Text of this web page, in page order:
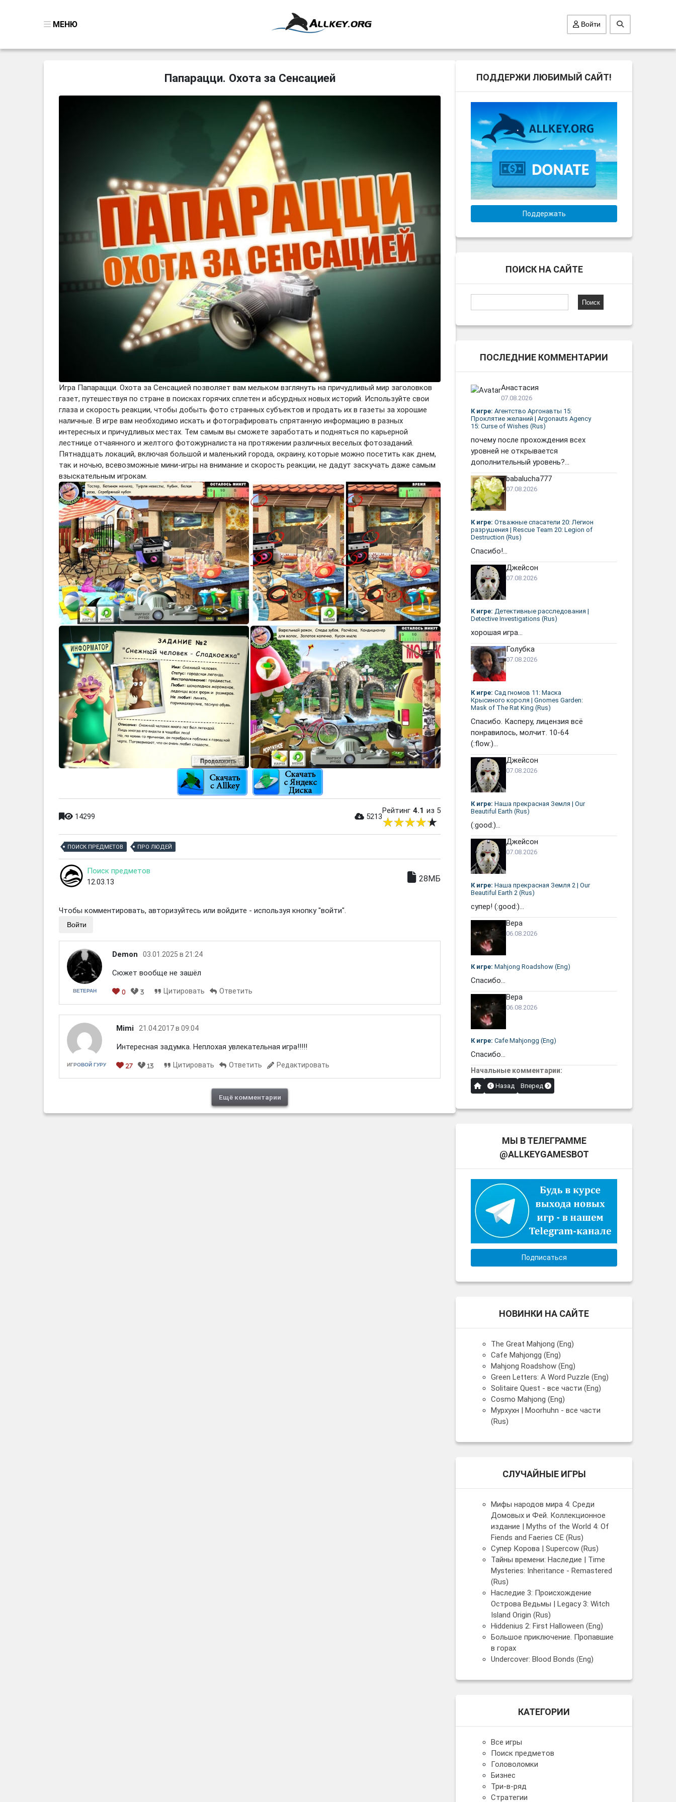
МЕНЮ
КАК СКАЧАТЬ
Войти
Папарацци. Охота за Сенсацией
Игра Папарацци. Охота за Сенсацией позволяет вам мельком взглянуть на причудливый мир заголовков
газет, путешествуя по стране в поисках горячих сплетен и абсурдных новых историй. Используйте свои
глаза и скорость реакции, чтобы добыть фото странных субъектов и продать их в газеты за хорошие
наличные. В игре вам необходимо искать и фотографировать спрятанную информацию в разных
интересных и причудливых местах. Тем самым вы сможете заработать и подняться по карьерной
лестнице отчаянного и желтого фотожурналиста на протяжении различных веселых фотозаданий.
Пятнадцать локаций, включая большой и маленький города, окраину, которые можно посетить как днем,
так и ночью, всевозможные мини-игры на внимание и скорость реакции, не дадут заскучать даже самым
взыскательным игрокам.
14299 5213
Рейтинг 4.1 из 5
ПОИСК ПРЕДМЕТОВ ПРО ЛЮДЕЙ
Поиск предметов
12.03.13
28МБ
Чтобы комментировать, авторизуйтесь или войдите - используя кнопку "войти".
Войти
ВЕТЕРАН
Demon 03.01.2025 в 21:24
Сюжет вообще не зашёл
0 3 Цитировать Ответить
ИГРОВОЙ ГУРУ
Мimi 21.04.2017 в 09:04
Интересная задумка. Неплохая увлекательная игра!!!!!
27 13 Цитировать Ответить Редактировать
Ещё комментарии
ПОДДЕРЖИ ЛЮБИМЫЙ САЙТ!
Поддержать
ПОИСК НА САЙТЕ
ПОСЛЕДНИЕ КОММЕНТАРИИ
Анастасия
07.08.2026
К игре: Агентство Аргонавты 15:
Проклятие желаний | Argonauts Agency
15: Curse of Wishes (Rus)
почему после прохождения всех
уровней не открывается
дополнительный уровень?...
babalucha777
07.08.2026
К игре: Отважные спасатели 20: Легион
разрушения | Rescue Team 20: Legion of
Destruction (Rus)
Спасибо!...
Джейсон
07.08.2026
К игре: Детективные расследования |
Detective Investigations (Rus)
хорошая игра...
Голубка
07.08.2026
К игре: Сад гномов 11: Маска
Крысиного короля | Gnomes Garden:
Mask of The Rat King (Rus)
Спасибо. Касперу, лицензия всё
понравилось, молчит. 10-64
(:flow:)...
Джейсон
07.08.2026
К игре: Наша прекрасная Земля | Our
Beautiful Earth (Rus)
(:good:)...
Джейсон
07.08.2026
К игре: Наша прекрасная Земля 2 | Our
Beautiful Earth 2 (Rus)
супер! (:good:)...
Вера
06.08.2026
К игре: Mahjong Roadshow (Eng)
Спасибо...
Вера
06.08.2026
К игре: Cafe Mahjongg (Eng)
Спасибо...
Начальные комментарии:
Назад Вперед
МЫ В ТЕЛЕГРАММЕ
@ALLKEYGAMESBOT
Подписаться
НОВИНКИ НА САЙТЕ
The Great Mahjong (Eng)
Cafe Mahjongg (Eng)
Mahjong Roadshow (Eng)
Green Letters: A Word Puzzle (Eng)
Solitaire Quest - все части (Eng)
Cosmo Mahjong (Eng)
Мурхухн | Moorhuhn - все части
(Rus)
СЛУЧАЙНЫЕ ИГРЫ
Мифы народов мира 4: Среди
Домовых и Фей. Коллекционное
издание | Myths of the World 4: Of
Fiends and Faeries CE (Rus)
Супер Корова | Supercow (Rus)
Тайны времени: Наследие | Time
Mysteries: Inheritance - Remastered
(Rus)
Наследие 3: Происхождение
Острова Ведьмы | Legacy 3: Witch
Island Origin (Rus)
Hiddenius 2: First Halloween (Eng)
Большое приключение. Пропавшие
в горах
Undercover: Blood Bonds (Eng)
КАТЕГОРИИ
Все игры
Поиск предметов
Головоломки
Бизнес
Три-в-ряд
Стратегии